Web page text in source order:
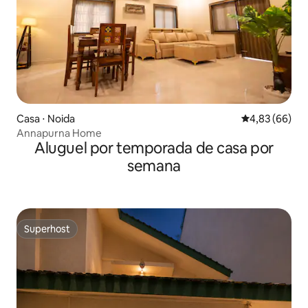
Casa ⋅ Noida 4,83 de uma
4,83 (66)
Annapurna Home
Aluguel por temporada de casa por
semana
Superhost
Superhost